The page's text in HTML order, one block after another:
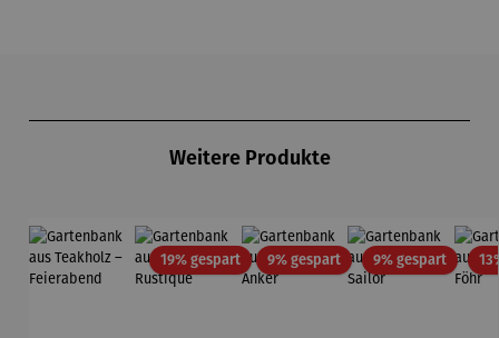
Weitere Produkte
19% gespartRabatt9% gespartRabatt9% gespartRabatt